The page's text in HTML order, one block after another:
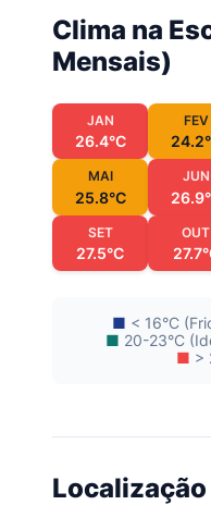
Clima na
Mensais)
JAN
26.4°C
FEV
MAI
25.8°C
JUN
SET
27.5°C
OUT
■ < 16°C
■ 20-23°C
■ >
Localização